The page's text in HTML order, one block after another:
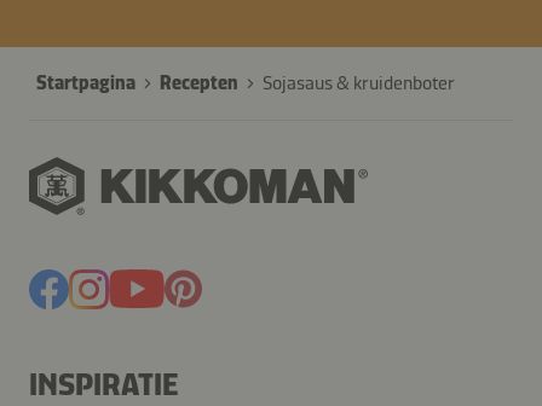
Startpagina Recepten Sojasaus & kruidenboter
INSPIRATIE